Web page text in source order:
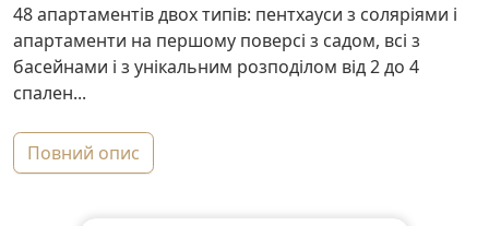
48 апартаментів двох типів: пентхауси з соляріями і
апартаменти на першому поверсі з садом, всі з
басейнами і з унікальним розподілом від 2 до 4
спален...
повний опис